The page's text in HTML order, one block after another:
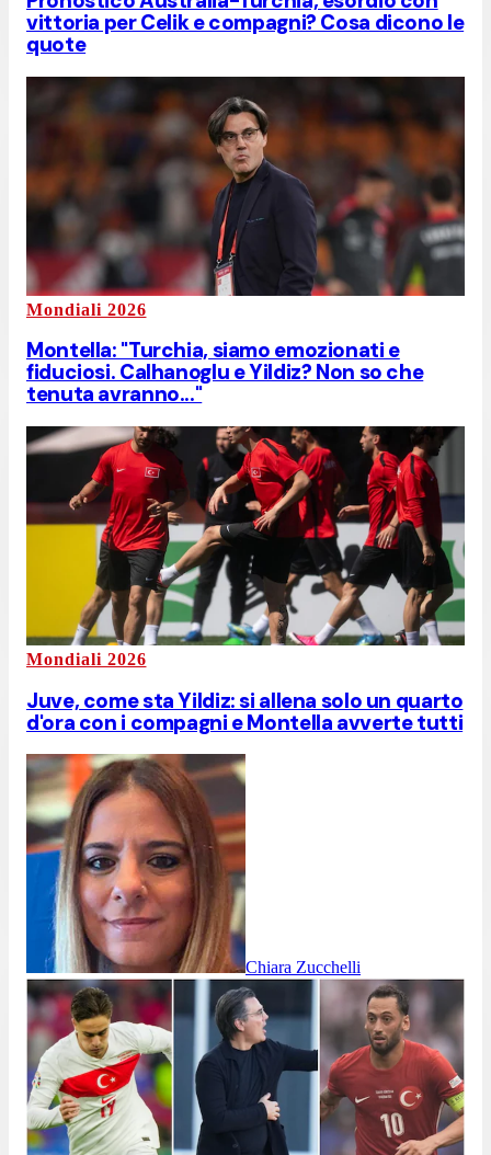
vittoria per Celik e compagni? Cosa dicono le
quote
Mondiali 2026
Montella: "Turchia, siamo emozionati e
fiduciosi. Calhanoglu e Yildiz? Non so che
tenuta avranno..."
Mondiali 2026
Juve, come sta Yildiz: si allena solo un quarto
d'ora con i compagni e Montella avverte tutti
Chiara Zucchelli